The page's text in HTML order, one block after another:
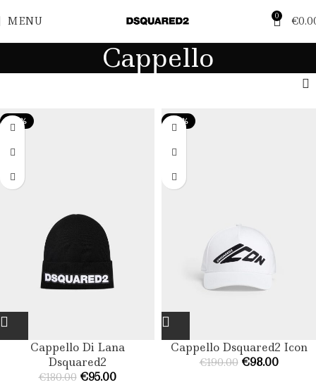
MENU 0 €
Cappello
-47%
Cappello Di Lana
Dsquared2
€180.00 €95.00
-48%
Cappello Dsquared2 Icon
€190.00 €98.00